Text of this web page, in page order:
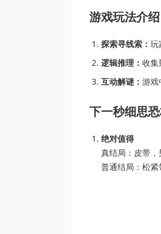
游戏玩法介绍
探索寻线索： 玩
逻辑推理： 收集
互动解谜： 游戏
下一秒细思
绝对值得
真结局：皮带，
普通结局：松紧